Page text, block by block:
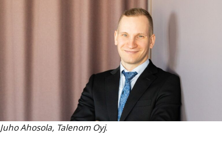
Juho Ahosola, Talenom Oyj.